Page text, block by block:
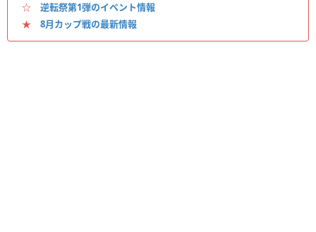
☆ 逆転祭第1弾のイベント情報
★ 8月カップ戦の最新情報